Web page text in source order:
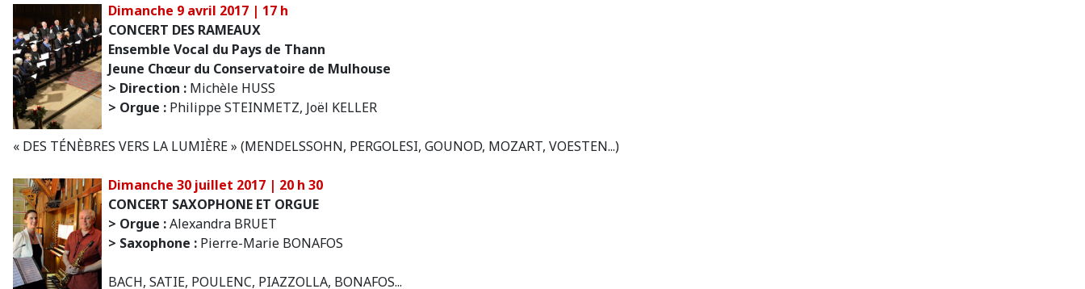
Dimanche 9 avril 2017 | 17 h
CONCERT DES RAMEAUX
Ensemble Vocal du Pays de Thann
Jeune Chœur du Conservatoire de Mulhouse
> Direction : Michèle HUSS
> Orgue : Philippe STEINMETZ, Joël KELLER
« DES TÉNÈBRES VERS LA LUMIÈRE » (MENDELSSOHN, PERGOLESI, GOUNOD, MOZART, VOESTEN...)
Dimanche 30 juillet 2017 | 20 h 30
CONCERT SAXOPHONE ET ORGUE
> Orgue :Alexandra BRUET
> Saxophone : Pierre-Marie BONAFOS
BACH, SATIE, POULENC, PIAZZOLLA, BONAFOS...